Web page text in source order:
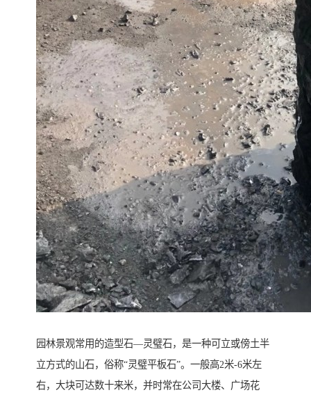
园林景观常用的造型石—灵璧石，是一种可立或傍土半
立方式的山石，俗称“灵璧平板石”。一般高2米-6米左
右，大块可达数十来米，并时常在公司大楼、广场花